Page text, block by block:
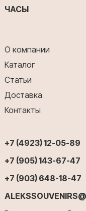
ЧАСЫ
О компании
Каталог
Статьи
Доставка
Контакты
+7 (4923) 12-05-89
+7 (905) 143-67-47
+7 (903) 648-18-47